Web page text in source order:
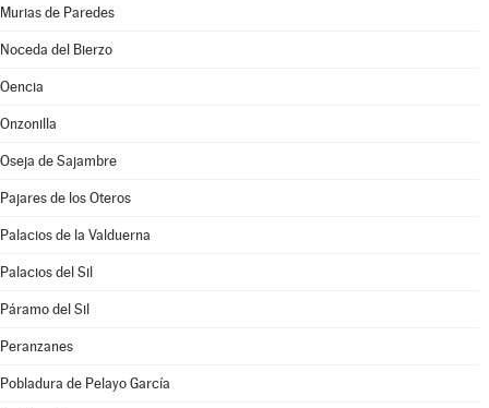
Murias de Paredes
Noceda del Bierzo
Oencia
Onzonilla
Oseja de Sajambre
Pajares de los Oteros
Palacios de la Valduerna
Palacios del Sil
Páramo del Sil
Peranzanes
Pobladura de Pelayo García